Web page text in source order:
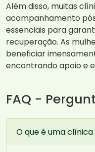
Além disso, muitas
acompanhamento
essenciais para
recuperação. As
beneficiar
encontrando apoio e
FAQ -
O que é uma